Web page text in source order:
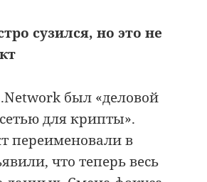
сузился, но это не
был «деловой
для крипты».
переименовали в
что теперь весь